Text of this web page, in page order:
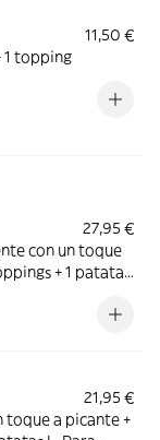
11,50 €
1 topping
27,95 €
con un toque
+ 1 patatas
21,95 €
toque a picante +